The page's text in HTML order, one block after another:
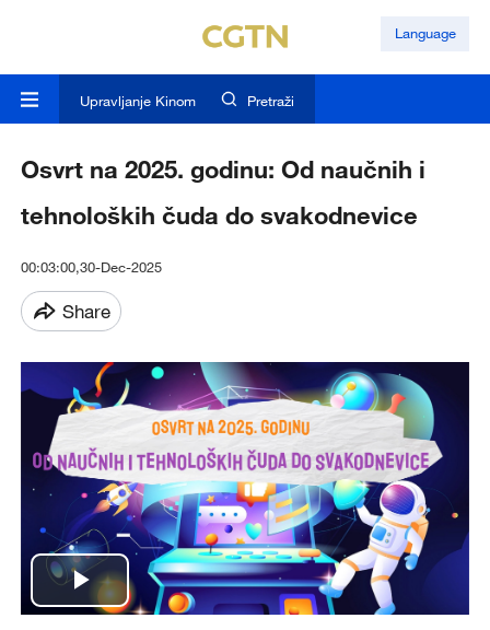
Language
Upravljanje Kinom Pretraži
Osvrt na 2025. godinu: Od naučnih i
tehnoloških čuda do svakodnevice
00:03:00,30-Dec-2025
Share
Play